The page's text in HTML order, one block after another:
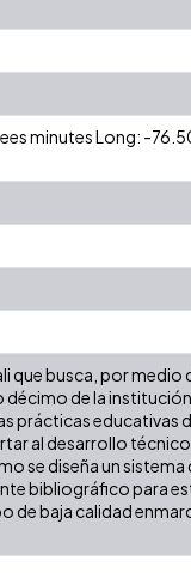
minutes Long: -
que busca, por medio
de la
prácticas educativas
al desarrollo técnico
se diseña un
bibliográfico para
baja calidad